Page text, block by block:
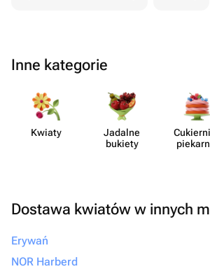
Inne kategorie
Kwiaty
Jadalne
bukiety
Dostawa kwiatów w innych
Erywań
NOR Harberd